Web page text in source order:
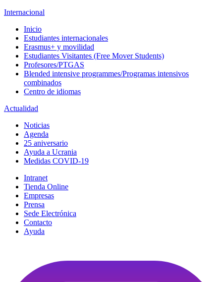
Internacional
Inicio
Estudiantes internacionales
Erasmus+ y movilidad
Estudiantes Visitantes (Free Mover Students)
Profesores/PTGAS
Blended intensive programmes/Programas intensivos
combinados
Centro de idiomas
Actualidad
Noticias
Agenda
25 aniversario
Ayuda a Ucrania
Medidas COVID-19
Intranet
Tienda Online
Empresas
Prensa
Sede Electrónica
Contacto
Ayuda